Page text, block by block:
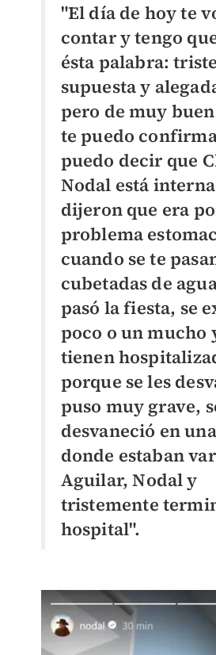
"El día de hoy te
contar y tengo
ésta palabra:
supuesta y
pero de muy
te puedo
puedo decir que
Nodal está
dijeron que era
problema
cuando se te
cubetadas de
pasó la fiesta, se
poco o un mucho
tienen
porque se les
puso muy grave,
desvaneció en
donde estaban
Aguilar, Nodal y
tristemente
hospital".